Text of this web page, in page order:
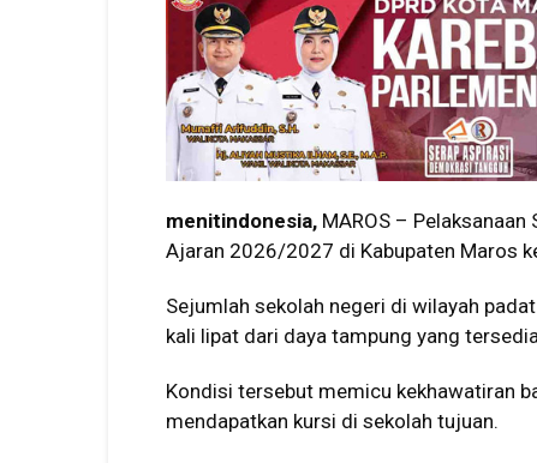
menitindonesia, MAROS –
Ajaran 2026/2027 di Kabupaten Maros
Sejumlah sekolah negeri di wilayah
kali lipat dari daya tampung yang
Kondisi tersebut memicu kekhawatiran
mendapatkan kursi di sekolah tujuan.